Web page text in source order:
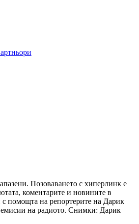
Позоваването с хиперлинк е
коментарите и новините в
помощта на репортерите на Дарик
на радиото. Снимки: Дарик